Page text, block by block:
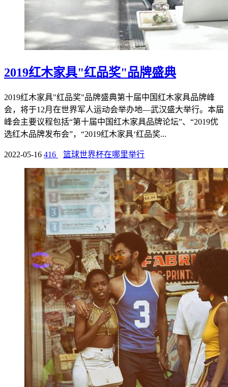
2019红木家具"红品奖"品牌盛典
2019红木家具"红品奖"品牌盛典第十届中国红木家具品牌峰
会，将于12月在世界军人运动会举办地—武汉盛大举行。本届
峰会主要议程包括“第十届中国红木家具品牌论坛”、“2019优
选红木品牌发布会”，“2019红木家具‘红品奖...
2022-05-16 416 篮球世界杯在哪里举行